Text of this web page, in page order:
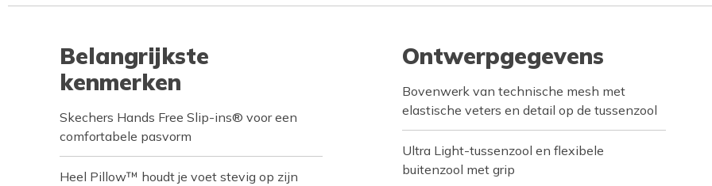
Belangrijkste
kenmerken
Skechers Hands Free Slip-ins® voor een
comfortabele pasvorm
Heel Pillow™ houdt je voet stevig op zijn
Ontwerpgegevens
Bovenwerk van technische mesh met
elastische veters en detail op de tussenzool
Ultra Light-tussenzool en flexibele
buitenzool met grip